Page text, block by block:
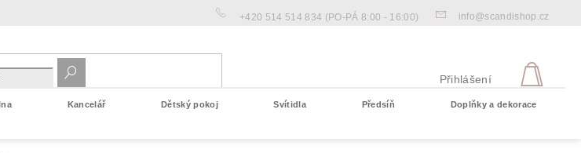
+420 514 514 834 (PO-PÁ 8:00 - 16:00) info@scandishop.cz
Přihlášení
Kancelář Dětský pokoj Svítidla Předsíň Doplňky a dekorace